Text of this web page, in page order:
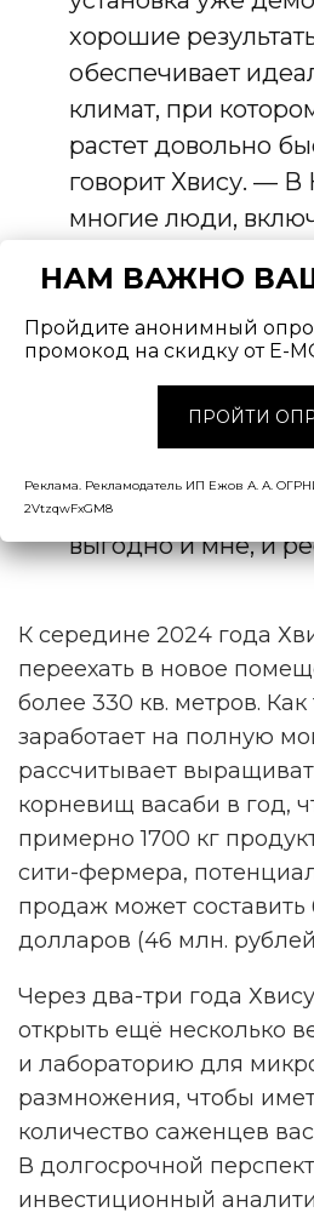
хорошие
обеспечивает
климат, при
растет довольно
говорит Хвису. — В
многие люди,
Но небольшим
сложно найти
за высокой цены и
предложения. Если
и стабильной цене,
выгодно и мне, и
К середине 2024 года
переехать в новое
более 330 кв. метров.
заработает на полную
рассчитывает
корневищ васаби в год,
примерно 1700 кг
сити-фермера,
продаж может составить
долларов (46 млн.
Через два-три года
открыть ещё несколько
и лабораторию для
размножения, чтобы
количество саженцев
В долгосрочной
инвестиционный
НАМ ВАЖНО
Пройдите анонимный
промокод на скидку от E-
ПРОЙТИ
Реклама. Рекламодатель ИП Ежов А. А.
2VtzqwFxGM8